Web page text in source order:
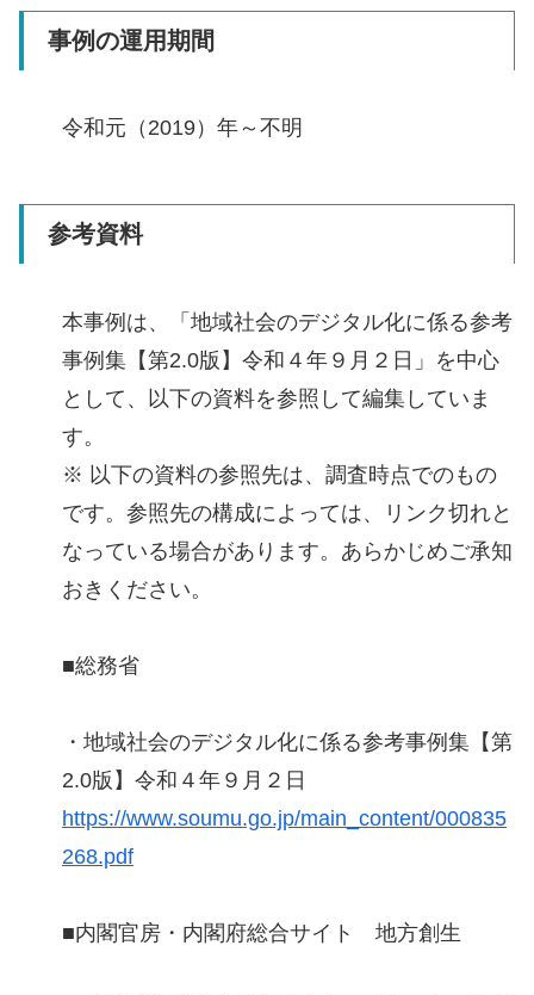
事例の運用期間
令和元（2019）年～不明
参考資料
本事例は、「地域社会のデジタル化に係る参考
事例集【第2.0版】令和４年９月２日」を中心
として、以下の資料を参照して編集していま
す。
※ 以下の資料の参照先は、調査時点でのもの
です。参照先の構成によっては、リンク切れと
なっている場合があります。あらかじめご承知
おきください。
■総務省
・地域社会のデジタル化に係る参考事例集【第
2.0版】令和４年９月２日
https://www.soumu.go.jp/main_content/000835
268.pdf
■内閣官房・内閣府総合サイト 地方創生